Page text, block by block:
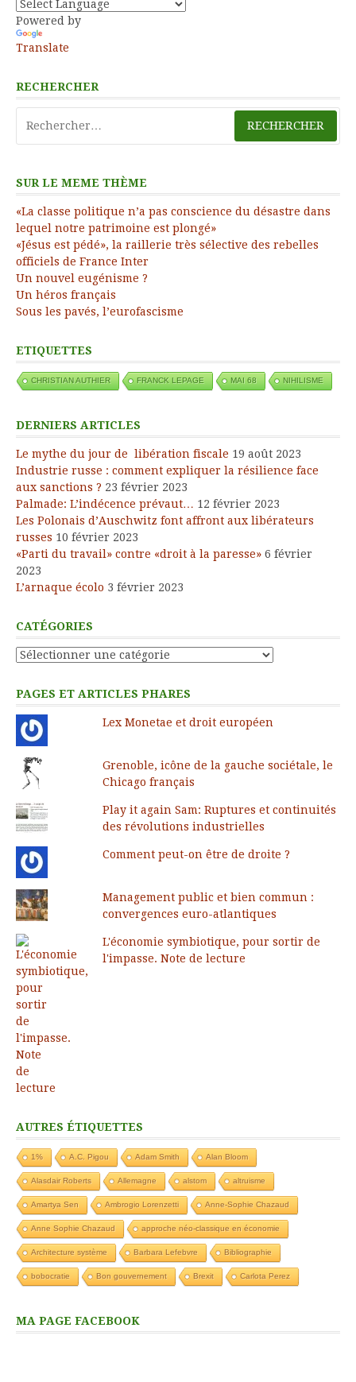
Powered by
Translate
RECHERCHER
SUR LE MEME THÈME
«La classe politique n’a pas conscience du désastre dans
lequel notre patrimoine est plongé»
«Jésus est pédé», la raillerie très sélective des rebelles
officiels de France Inter
Un nouvel eugénisme ?
Un héros français
Sous les pavés, l’eurofascisme
ETIQUETTES
CHRISTIAN AUTHIER FRANCK LEPAGE MAI 68 NIHILISME
DERNIERS ARTICLES
Le mythe du jour de libération fiscale 19 août 2023
Industrie russe : comment expliquer la résilience face
aux sanctions ? 23 février 2023
Palmade: L’indécence prévaut… 12 février 2023
Les Polonais d’Auschwitz font affront aux libérateurs
russes 10 février 2023
«Parti du travail» contre «droit à la paresse» 6 février
2023
L’arnaque écolo 3 février 2023
CATÉGORIES
Catégories
PAGES ET ARTICLES PHARES
Lex Monetae et droit européen
Grenoble, icône de la gauche sociétale, le
Chicago français
Play it again Sam: Ruptures et continuités
des révolutions industrielles
Comment peut-on être de droite ?
Management public et bien commun :
convergences euro-atlantiques
L'économie symbiotique, pour sortir de
l'impasse. Note de lecture
AUTRES ÉTIQUETTES
1% A.C. Pigou Adam Smith Alan Bloom
Alasdair Roberts Allemagne alstom altruisme
Amartya Sen Ambrogio Lorenzetti Anne-Sophie Chazaud
Anne Sophie Chazaud approche néo-classique en économie
Architecture système Barbara Lefebvre Bibliographie
bobocratie Bon gouvernement Brexit Carlota Perez
MA PAGE FACEBOOK